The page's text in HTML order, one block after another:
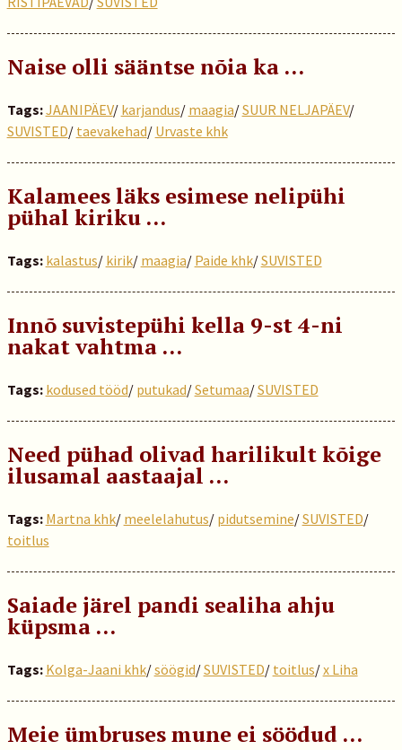
Naise olli sääntse nõia ka …
Tags:JAANIPÄEV/ karjandus/ maagia/SUUR NELJAPÄEV/
SUVISTED/ taevakehad/ Urvaste khk
Kalamees läks esimese nelipühi
pühal kiriku …
Tags: kalastus/ kirik/ maagia/ Paide khk/SUVISTED
Innõ suvistepühi kella 9-st 4-ni
nakat vahtma …
Tags: kodused tööd/ putukad/Setumaa/SUVISTED
Need pühad olivad harilikult kõige
ilusamal aastaajal …
Tags: Martna khk/ meelelahutus/ pidutsemine/SUVISTED/
toitlus
Saiade järel pandi sealiha ahju
küpsma ...
Tags: Kolga-Jaani khk/söögid/SUVISTED/ toitlus/x Liha
Meie ümbruses mune ei söödud …